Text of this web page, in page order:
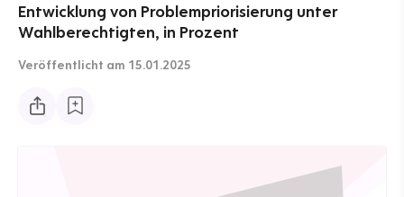
Entwicklung von Problempriorisierung unter
Wahlberechtigten, in Prozent
Veröffentlicht am 15.01.2025